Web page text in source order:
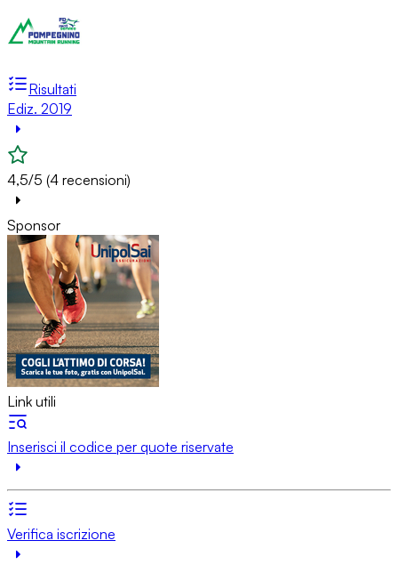
Risultati
Ediz. 2019
4,5/5 (4 recensioni)
Sponsor
Link utili
Inserisci il codice per quote riservate
Verifica iscrizione